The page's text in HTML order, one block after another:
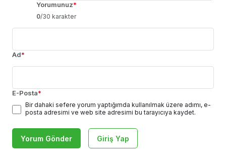
Yorumunuz*
0/30 karakter
Ad*
E-Posta*
Bir dahaki sefere yorum yaptığımda kullanılmak üzere adımı, e-
posta adresimi ve web site adresimi bu tarayıcıya kaydet.
Yorum Gönder Giriş Yap